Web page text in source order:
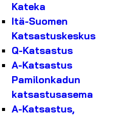
Kateka
Itä-Suomen
Katsastuskeskus
Q-Katsastus
A-Katsastus
Pamilonkadun
katsastusasema
A-Katsastus,